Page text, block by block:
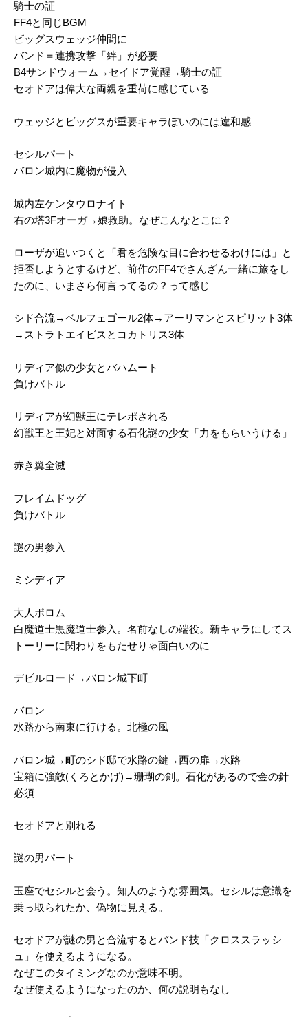
騎士の証
FF4と同じBGM
ビッグスウェッジ仲間に
バンド＝連携攻撃「絆」が必要
B4サンドウォーム→セイドア覚醒→騎士の証
セオドアは偉大な両親を重荷に感じている
ウェッジとビッグスが重要キャラぽいのには違和感
セシルパート
バロン城内に魔物が侵入
城内左ケンタウロナイト
右の塔3Fオーガ→娘救助。なぜこんなとこに？
ローザが追いつくと「君を危険な目に合わせるわけには」と
拒否しようとするけど、前作のFF4でさんざん一緒に旅をし
たのに、いまさら何言ってるの？って感じ
シド合流→ベルフェゴール2体→アーリマンとスピリット3体
→ストラトエイビスとコカトリス3体
リディア似の少女とバハムート
負けバトル
リディアが幻獣王にテレポされる
幻獣王と王妃と対面する石化謎の少女「力をもらいうける」
赤き翼全滅
フレイムドッグ
負けバトル
謎の男参入
ミシディア
大人ポロム
白魔道士黒魔道士参入。名前なしの端役。新キャラにしてス
トーリーに関わりをもたせりゃ面白いのに
デビルロード→バロン城下町
バロン
水路から南東に行ける。北極の風
バロン城→町のシド邸で水路の鍵→西の扉→水路
宝箱に強敵(くろとかげ)→珊瑚の剣。石化があるので金の針
必須
セオドアと別れる
謎の男パート
玉座でセシルと会う。知人のような雰囲気。セシルは意識を
乗っ取られたか、偽物に見える。
セオドアが謎の男と合流するとバンド技「クロススラッシ
ュ」を使えるようになる。
なぜこのタイミングなのか意味不明。
なぜ使えるようになったのか、何の説明もなし